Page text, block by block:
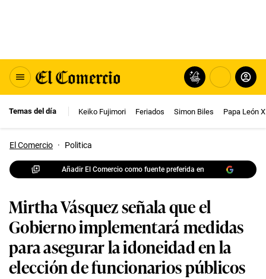
Temas del día Keiko Fujimori Feriados Simon Biles Papa León
El Comercio · Politica
Añadir El Comercio como fuente preferida en
Mirtha Vásquez señala que el
Gobierno implementará medidas
para asegurar la idoneidad en la
elección de funcionarios públicos